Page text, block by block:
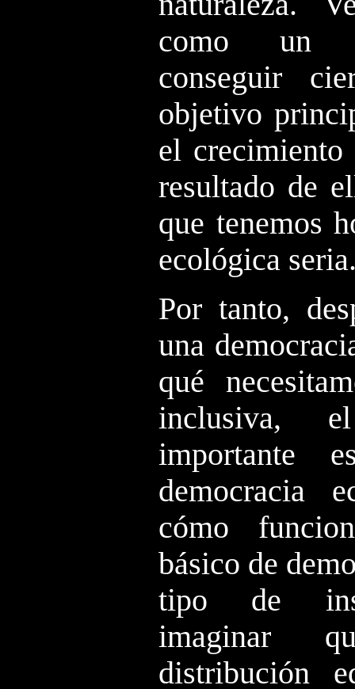
como un
conseguir
objetivo
el
resultado de
que tenemos
ecológica
Por tanto,
una
qué
inclusiva,
importante
democracia
cómo
básico de
tipo de
imaginar
distribución